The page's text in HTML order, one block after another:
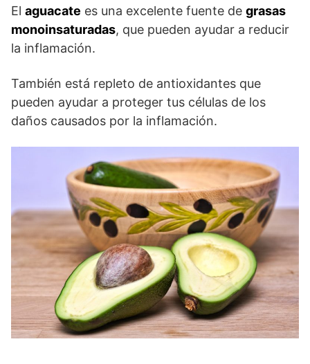
El aguacate es una excelente fuente de grasas
monoinsaturadas, que pueden ayudar a reducir
la inflamación.
También está repleto de antioxidantes que
pueden ayudar a proteger tus células de los
daños causados por la inflamación.